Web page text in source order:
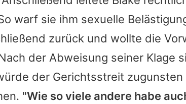
warf sie ihm sexuelle
zurück und wollte die
der Abweisung seiner Klage
der Gerichtsstreit zugunsten
"Wie so viele andere habe